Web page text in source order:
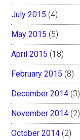
July 2015 (4)
May 2015 (5)
April 2015 (18)
February 2015 (8)
December 2014 (3)
November 2014 (2)
October 2014 (2)